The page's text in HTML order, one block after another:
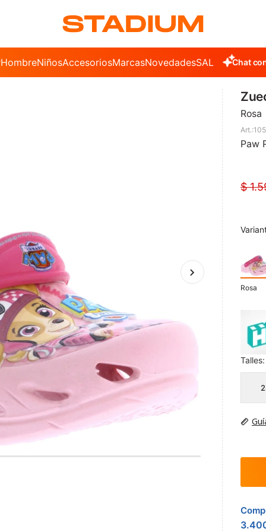
HombreNiñosAccesoriosMarcasNovedadesSALE Chat
Rosa
Paw
$
Rosa
Talles: